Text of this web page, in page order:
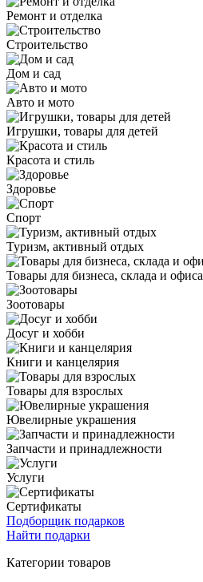
Ремонт и отделка
Строительство
Дом и сад
Авто и мото
Игрушки, товары для детей
Красота и стиль
Здоровье
Спорт
Туризм, активный отдых
Товары для бизнеса, склада и офиса
Зоотовары
Досуг и хобби
Книги и канцелярия
Товары для взрослых
Ювелирные украшения
Запчасти и принадлежности
Услуги
Сертификаты
Подборщик подарков
Найти подарки
Категории товаров